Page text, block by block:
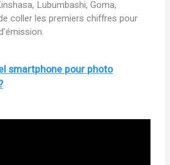
Lubumbashi, Goma,
coller les premiers chiffres pour
smartphone pour photo